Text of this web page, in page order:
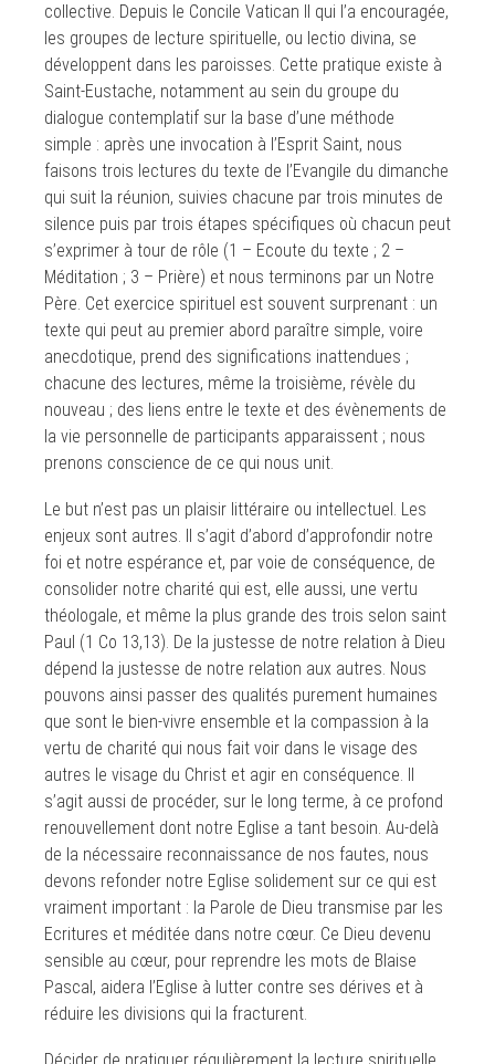
collective. Depuis le Concile Vatican II qui l’a encouragée,
les groupes de lecture spirituelle, ou lectio divina, se
développent dans les paroisses. Cette pratique existe à
Saint-Eustache, notamment au sein du groupe du
dialogue contemplatif sur la base d’une méthode
simple : après une invocation à l’Esprit Saint, nous
faisons trois lectures du texte de l’Evangile du dimanche
qui suit la réunion, suivies chacune par trois minutes de
silence puis par trois étapes spécifiques où chacun peut
s’exprimer à tour de rôle (1 – Ecoute du texte ; 2 –
Méditation ; 3 – Prière) et nous terminons par un Notre
Père. Cet exercice spirituel est souvent surprenant : un
texte qui peut au premier abord paraître simple, voire
anecdotique, prend des significations inattendues ;
chacune des lectures, même la troisième, révèle du
nouveau ; des liens entre le texte et des évènements de
la vie personnelle de participants apparaissent ; nous
prenons conscience de ce qui nous unit.
Le but n’est pas un plaisir littéraire ou intellectuel. Les
enjeux sont autres. Il s’agit d’abord d’approfondir notre
foi et notre espérance et, par voie de conséquence, de
consolider notre charité qui est, elle aussi, une vertu
théologale, et même la plus grande des trois selon saint
Paul (1 Co 13,13). De la justesse de notre relation à Dieu
dépend la justesse de notre relation aux autres. Nous
pouvons ainsi passer des qualités purement humaines
que sont le bien-vivre ensemble et la compassion à la
vertu de charité qui nous fait voir dans le visage des
autres le visage du Christ et agir en conséquence. Il
s’agit aussi de procéder, sur le long terme, à ce profond
renouvellement dont notre Eglise a tant besoin. Au-delà
de la nécessaire reconnaissance de nos fautes, nous
devons refonder notre Eglise solidement sur ce qui est
vraiment important : la Parole de Dieu transmise par les
Ecritures et méditée dans notre cœur. Ce Dieu devenu
sensible au cœur, pour reprendre les mots de Blaise
Pascal, aidera l’Eglise à lutter contre ses dérives et à
réduire les divisions qui la fracturent.